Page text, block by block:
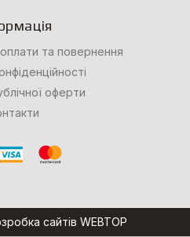
та повернення
оферти
сайтів WEBTOP